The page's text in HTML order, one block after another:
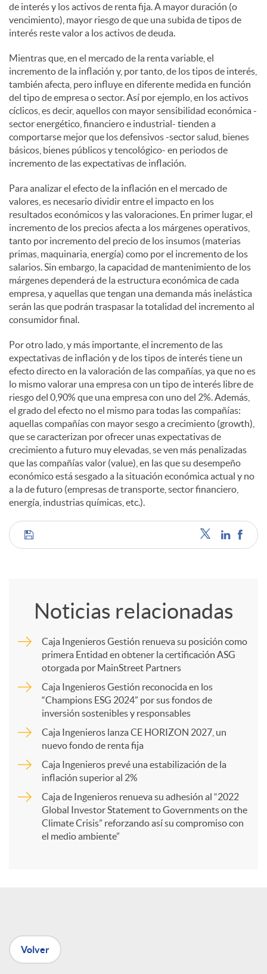
de interés y los activos de renta fija. A mayor duración (o
vencimiento), mayor riesgo de que una subida de tipos de
interés reste valor a los activos de deuda.
Mientras que, en el mercado de la renta variable, el
incremento de la inflación y, por tanto, de los tipos de interés,
también afecta, pero influye en diferente medida en función
del tipo de empresa o sector. Así por ejemplo, en los activos
cíclicos, es decir, aquellos con mayor sensibilidad económica -
sector energético, financiero e industrial- tienden a
comportarse mejor que los defensivos -sector salud, bienes
básicos, bienes públicos y tencológico- en periodos de
incremento de las expectativas de inflación.
Para analizar el efecto de la inflación en el mercado de
valores, es necesario dividir entre el impacto en los
resultados económicos y las valoraciones. En primer lugar, el
incremento de los precios afecta a los márgenes operativos,
tanto por incremento del precio de los insumos (materias
primas, maquinaria, energía) como por el incremento de los
salarios. Sin embargo, la capacidad de mantenimiento de los
márgenes dependerá de la estructura económica de cada
empresa, y aquellas que tengan una demanda más inelástica
serán las que podrán traspasar la totalidad del incremento al
consumidor final.
Por otro lado, y más importante, el incremento de las
expectativas de inflación y de los tipos de interés tiene un
efecto directo en la valoración de las compañías, ya que no es
lo mismo valorar una empresa con un tipo de interés libre de
riesgo del 0,90% que una empresa con uno del 2%. Además,
el grado del efecto no el mismo para todas las compañías:
aquellas compañías con mayor sesgo a crecimiento (growth),
que se caracterizan por ofrecer unas expectativas de
crecimiento a futuro muy elevadas, se ven más penalizadas
que las compañías valor (value), en las que su desempeño
económico está sesgado a la situación económica actual y no
a la de futuro (empresas de transporte, sector financiero,
energía, industrias químicas, etc.).
C
m
r
n
Noticias relacionadas
Caja Ingenieros Gestión renueva su posición como
primera Entidad en obtener la certificación ASG
otorgada por MainStreet Partners
Caja Ingenieros Gestión reconocida en los
“Champions ESG 2024” por sus fondos de
inversión sostenibles y responsables
Caja Ingenieros lanza CE HORIZON 2027, un
nuevo fondo de renta fija
Caja Ingenieros prevé una estabilización de la
inflación superior al 2%
Caja de Ingenieros renueva su adhesión al “2022
Global Investor Statement to Governments on the
Climate Crisis” reforzando así su compromiso con
el medio ambiente”
Volver